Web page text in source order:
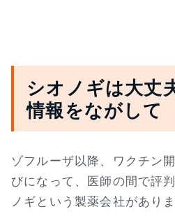
シオノギは大丈
情報をながして
ゾフルーザ以降、ワクチン
びになって、医師の間で評
ノギという製薬会社がありま